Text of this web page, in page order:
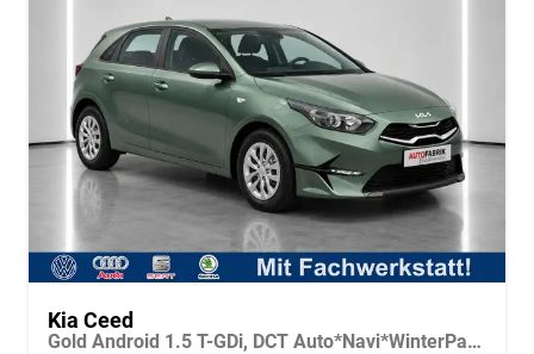
Kia Ceed
Gold Android 1.5 T-GDi, DCT Auto*Navi*WinterPak*Klimaauto*16"*Kamera*PrivacyGlas*